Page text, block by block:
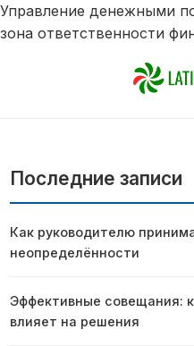
Управление денежными
зона ответственности
Последние записи
Как руководителю
неопределённости
Эффективные совещания:
влияет на решения